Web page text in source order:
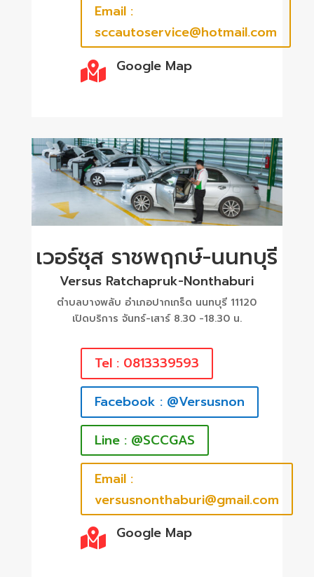
Email :
sccautoservice@hotmail.com
 Google Map
เวอร์ซุส ราชพฤกษ์-นนทบุรี
Versus Ratchapruk-Nonthaburi
ตำบลบางพลับ อำเภอปากเกร็ด นนทบุรี 11120
เปิดบริการ จันทร์-เสาร์ 8.30 -18.30 น.
Tel : 0813339593
Facebook : @Versusnon
Line : @SCCGAS
Email :
versusnonthaburi@gmail.com
 Google Map